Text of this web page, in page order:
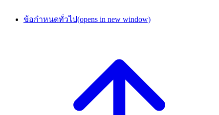
ข้อกำหนดทั่วไป(opens in new window)